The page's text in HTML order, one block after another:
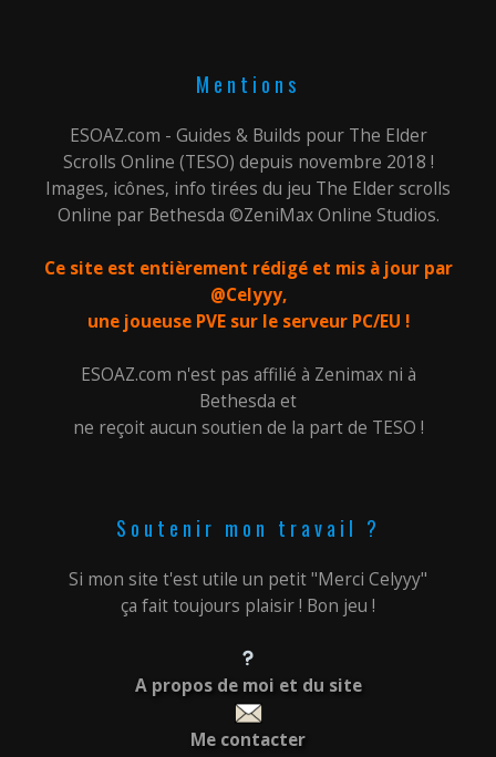
Mentions
ESOAZ.com - Guides & Builds pour The Elder
Scrolls Online (TESO) depuis novembre 2018 !
Images, icônes, info tirées du jeu The Elder scrolls
Online par Bethesda ©ZeniMax Online Studios.
Ce site est entièrement rédigé et mis à jour par
@Celyyy,
une joueuse PVE sur le serveur PC/EU !
ESOAZ.com n'est pas affilié à Zenimax ni à
Bethesda et
ne reçoit aucun soutien de la part de TESO !
Soutenir mon travail ?
Si mon site t'est utile un petit "Merci Celyyy"
ça fait toujours plaisir ! Bon jeu !
A propos de moi et du site
Me contacter